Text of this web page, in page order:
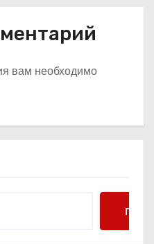
вам необходимо
Поиск